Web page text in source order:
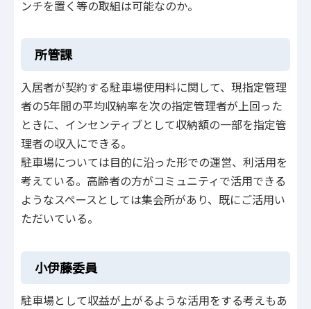
ンチを置く等の取組は可能なのか。
所管課
入居者が契約する駐車場使用料に関して、現指定管理
者の5年間の平均収納率を次の指定管理者が上回った
ときに、インセンティブとして収納額の一部を指定管
理者の収入にできる。
駐車場については目的に沿った形での運営、利活用を
考えている。高齢者の方がコミュニティで活用できる
ようなスペースとしては集会所があり、既にご活用い
ただいている。
小伊藤委員
駐車場として収益が上がるような活用をする考えもあ